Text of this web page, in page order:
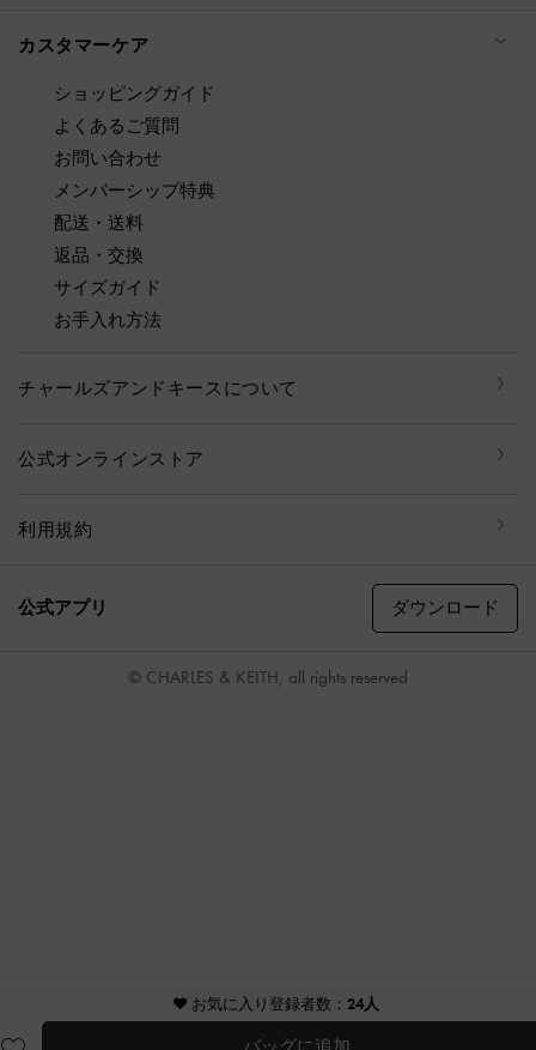
♥ お気に入り登録者数： 24人
カスタマーケア
ショッピングガイド
よくあるご質問
お問い合わせ
メンバーシップ特典
配送・送料
返品・交換
サイズガイド
お手入れ方法
チャールズアンドキースについて
公式オンラインストア
利用規約
公式アプリ ダウンロード
© CHARLES & KEITH, all rights reserved